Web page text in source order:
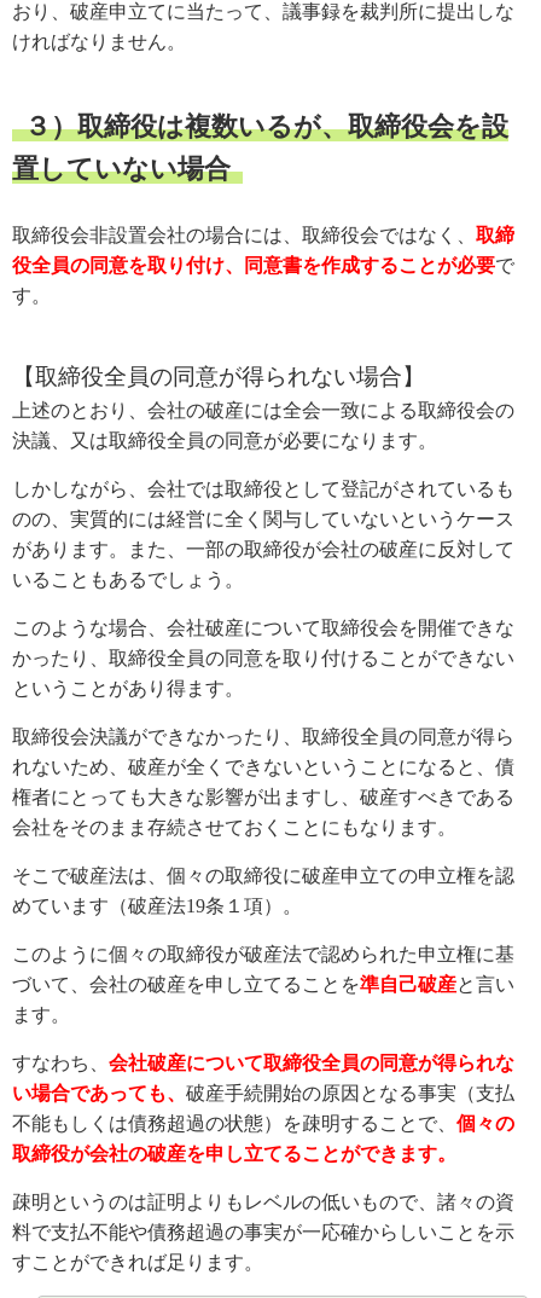
おり、破産申立てに当たって、議事録を裁判所に提出しな
ければなりません。
３）取締役は複数いるが、取締役会を設
置していない場合
取締役会非設置会社の場合には、取締役会ではなく、 取締
役全員の同意を取り付け、同意書を作成することが必要で
す。
【取締役全員の同意が得られない場合】
上述のとおり、会社の破産には全会一致による取締役会の
決議、又は取締役全員の同意が必要になります。
しかしながら、会社では取締役として登記がされているも
のの、実質的には経営に全く関与していないというケース
があります。また、一部の取締役が会社の破産に反対して
いることもあるでしょう。
このような場合、会社破産について取締役会を開催できな
かったり、取締役全員の同意を取り付けることができない
ということがあり得ます。
取締役会決議ができなかったり、取締役全員の同意が得ら
れないため、破産が全くできないということになると、債
権者にとっても大きな影響が出ますし、破産すべきである
会社をそのまま存続させておくことにもなります。
そこで破産法は、個々の取締役に破産申立ての申立権を認
めています（破産法19条１項）。
このように個々の取締役が破産法で認められた申立権に基
づいて、会社の破産を申し立てることを準自己破産と言い
ます。
すなわち、 会社破産について取締役全員の同意が得られな
い場合であっても、 破産手続開始の原因となる事実（支払
不能もしくは債務超過の状態）を疎明することで、 個々の
取締役が会社の破産を申し立てることができます。
疎明というのは証明よりもレベルの低いもので、諸々の資
料で支払不能や債務超過の事実が一応確からしいことを示
すことができれば足ります。